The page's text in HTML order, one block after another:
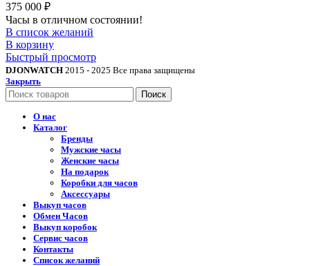
375 000 ₽
Часы в отличном состоянии!
В список желаний
В корзину
Быстрый просмотр
DJONWATCH 2015 - 2025 Все права защищены
Закрыть
Поиск
О нас
Каталог
Бренды
Мужские часы
Женские часы
На подарок
Коробки для часов
Аксессуары
Выкуп часов
Обмен Часов
Выкуп коробок
Сервис часов
Контакты
Список желаний